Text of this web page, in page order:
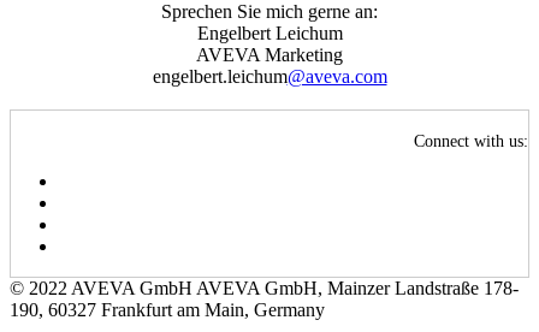
Sprechen Sie mich gerne an:
Engelbert Leichum
AVEVA Marketing
engelbert.leichum@aveva.com
Connect with us:
© 2022 AVEVA GmbH AVEVA GmbH, Mainzer Landstraße 178-
190, 60327 Frankfurt am Main, Germany